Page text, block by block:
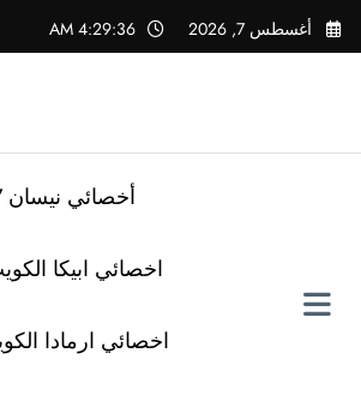
التجاوز
إلى
أغسطس 7, 2026 4:29:37 AM
أخصائي نيسان 99527787 خدمة تصليح سيارات نيسان
اخصائي ابيكا الكويت / 99527787 / كراج تصليح
اخصائي ارمادا الكويت / 99527787 / كراج تصليح